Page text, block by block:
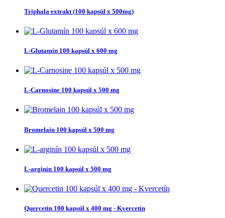
Triphala extrakt (100 kapsúl x 500mg)
L-Glutamín 100 kapsúl x 600 mg
L-Carnosine 100 kapsúl x 500 mg
Bromelain 100 kapsúl x 500 mg
L-arginín 100 kapsúl x 500 mg
Quercetin 100 kapsúl x 400 mg - Kvercetín